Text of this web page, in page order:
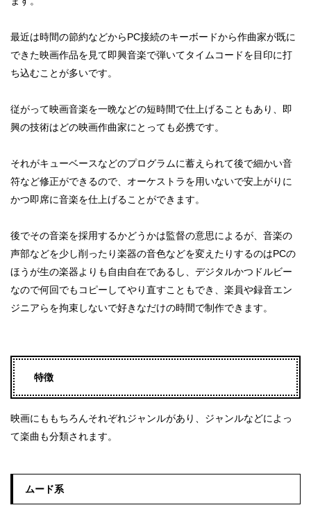
最近は時間の節約などからPC接続のキーボードから作曲家が既に
できた映画作品を見て即興音楽で弾いてタイムコードを目印に打
ち込むことが多いです。
従がって映画音楽を一晩などの短時間で仕上げることもあり、即
興の技術はどの映画作曲家にとっても必携です。
それがキューベースなどのプログラムに蓄えられて後で細かい音
符など修正ができるので、オーケストラを用いないで安上がりに
かつ即席に音楽を仕上げることができます。
後でその音楽を採用するかどうかは監督の意思によるが、音楽の
声部などを少し削ったり楽器の音色などを変えたりするのはPCの
ほうが生の楽器よりも自由自在であるし、デジタルかつドルビー
なので何回でもコピーしてやり直すこともでき、楽員や録音エン
ジニアらを拘束しないで好きなだけの時間で制作できます。
特徴
映画にももちろんそれぞれジャンルがあり、ジャンルなどによっ
て楽曲も分類されます。
ムード系